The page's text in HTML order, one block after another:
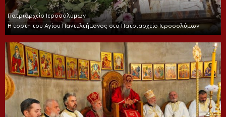
Πατριαρχείο Ιεροσολύμων
Η εορτή του Αγίου Παντελεήμονος στο Πατριαρχείο Ιεροσολύμων